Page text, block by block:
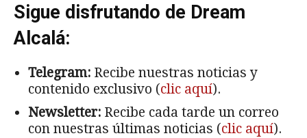
Sigue disfrutando de Dream
Alcalá:
Telegram: Recibe nuestras noticias y
contenido exclusivo (clic aquí).
Newsletter: Recibe cada tarde un correo
con nuestras últimas noticias (clic aquí).